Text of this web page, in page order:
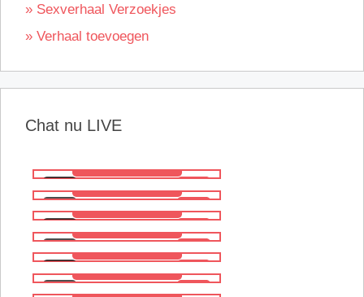
» Sexverhaal Verzoekjes
» Verhaal toevoegen
Chat nu LIVE